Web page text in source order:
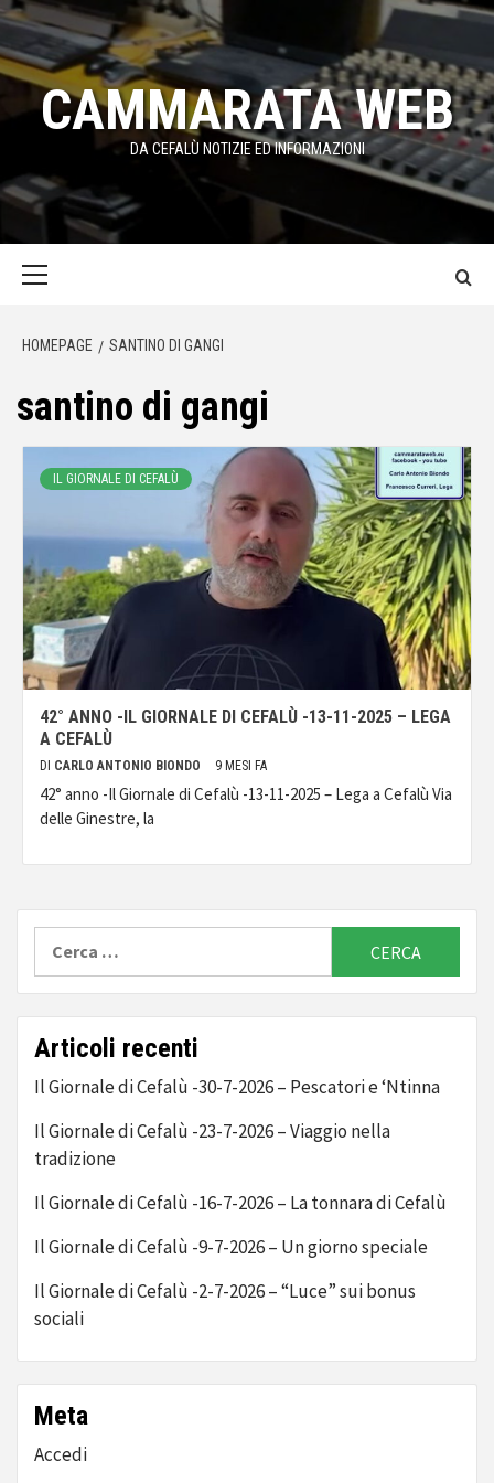
Passa
contenuto
CAMMARATA WEB
DA CEFALÙ NOTIZIE ED INFORMAZIONI
HOMEPAGE SANTINO DI GANGI
santino di gangi
IL GIORNALE DI CEFALÙ
42° ANNO -IL GIORNALE DI CEFALÙ -13-11-2025 – LEGA
A CEFALÙ
DI CARLO ANTONIO BIONDO 9 MESI FA
42° anno -Il Giornale di Cefalù -13-11-2025 – Lega a Cefalù Via
delle Ginestre, la
Articoli recenti
Il Giornale di Cefalù -30-7-2026 – Pescatori e ‘Ntinna
Il Giornale di Cefalù -23-7-2026 – Viaggio nella
tradizione
Il Giornale di Cefalù -16-7-2026 – La tonnara di Cefalù
Il Giornale di Cefalù -9-7-2026 – Un giorno speciale
Il Giornale di Cefalù -2-7-2026 – “Luce” sui bonus
sociali
Meta
Accedi